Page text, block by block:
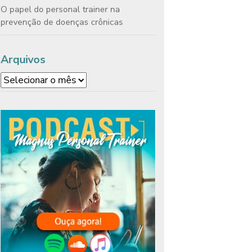
O papel do personal trainer na
prevenção de doenças crônicas
Arquivos
Arquivos